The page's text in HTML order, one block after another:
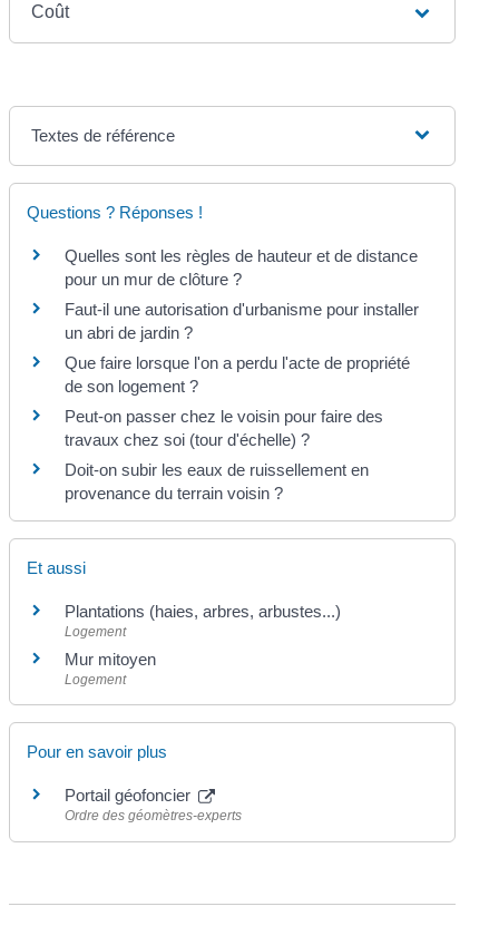
Coût
Textes de référence
Questions ? Réponses !
Quelles sont les règles de hauteur et de distance
pour un mur de clôture ?
Faut-il une autorisation d'urbanisme pour installer
un abri de jardin ?
Que faire lorsque l'on a perdu l'acte de propriété
de son logement ?
Peut-on passer chez le voisin pour faire des
travaux chez soi (tour d'échelle) ?
Doit-on subir les eaux de ruissellement en
provenance du terrain voisin ?
Et aussi
Plantations (haies, arbres, arbustes...)
Logement
Mur mitoyen
Logement
Pour en savoir plus
Portail géofoncier
Ordre des géomètres-experts